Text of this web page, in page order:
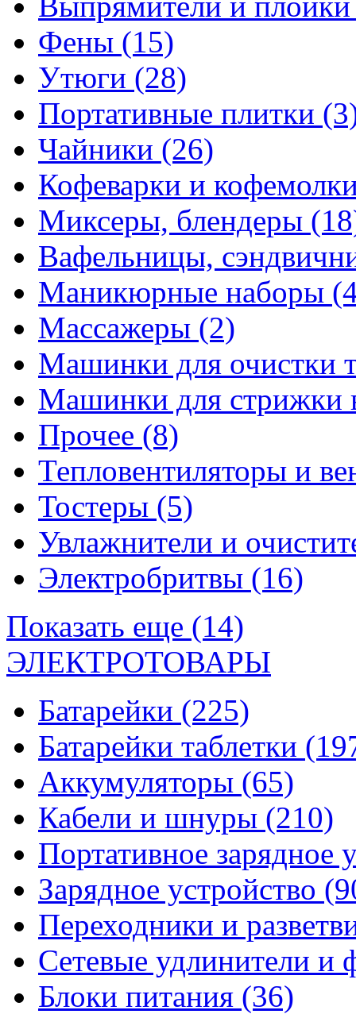
Фены (15)
Утюги (28)
Портативные плитки
Чайники (26)
Кофеварки и
Миксеры, блендеры
Вафельницы,
Маникюрные наборы
Массажеры (2)
Машинки для очистки
Машинки для стрижки
Прочее (8)
Тепловентиляторы и
Тостеры (5)
Увлажнители и
Электробритвы (16)
Показать еще (14)
ЭЛЕКТРОТОВАРЫ
Батарейки (225)
Батарейки таблетки
Аккумуляторы (65)
Кабели и шнуры (210)
Портативное зарядное
Зарядное устройство
Переходники и
Сетевые удлинители и
Блоки питания (36)